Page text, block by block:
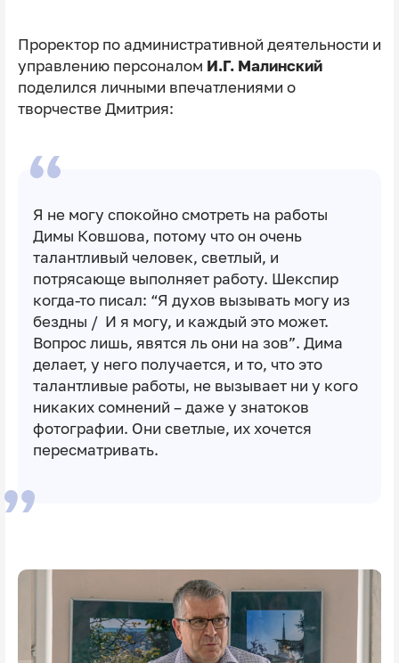
Проректор по административной деятельности и
управлению персоналом И.Г. Малинский
поделился личными впечатлениями о
творчестве Дмитрия:
Я не могу спокойно смотреть на работы
Димы Ковшова, потому что он очень
талантливый человек, светлый, и
потрясающе выполняет работу. Шекспир
когда-то писал: “Я духов вызывать могу из
бездны / И я могу, и каждый это может.
Вопрос лишь, явятся ль они на зов”. Дима
делает, у него получается, и то, что это
талантливые работы, не вызывает ни у кого
никаких сомнений – даже у знатоков
фотографии. Они светлые, их хочется
пересматривать.